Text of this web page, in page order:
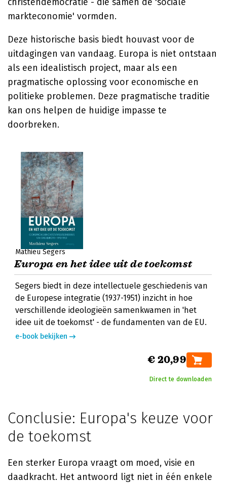
markteconomie' vormden.
Deze historische basis biedt houvast voor de
uitdagingen van vandaag. Europa is niet ontstaan
als een idealistisch project, maar als een
pragmatische oplossing voor economische en
politieke problemen. Deze pragmatische traditie
kan ons helpen de huidige impasse te
doorbreken.
Mathieu Segers
Europa en het idee uit de toekomst
Segers biedt in deze intellectuele geschiedenis van
de Europese integratie (1937-1951) inzicht in hoe
verschillende ideologieën samenkwamen in 'het
idee uit de toekomst' - de fundamenten van de EU.
e-book bekijken
€ 20,99
Direct te downloaden
Conclusie: Europa's keuze voor
de toekomst
Een sterker Europa vraagt om moed, visie en
daadkracht. Het antwoord ligt niet in één enkele